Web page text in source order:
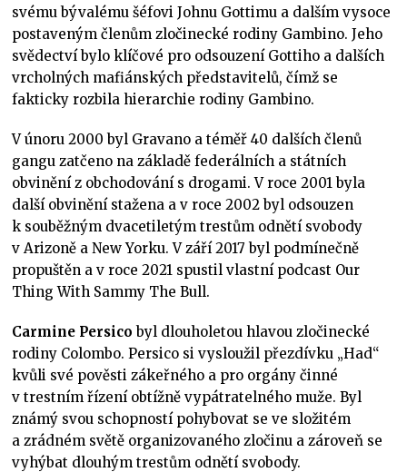
svému bývalému šéfovi Johnu Gottimu a dalším vysoce
postaveným členům zločinecké rodiny Gambino. Jeho
svědectví bylo klíčové pro odsouzení Gottiho a dalších
vrcholných mafiánských představitelů, čímž se
fakticky rozbila hierarchie rodiny Gambino.
V únoru 2000 byl Gravano a téměř 40 dalších členů
gangu zatčeno na základě federálních a státních
obvinění z obchodování s drogami. V roce 2001 byla
další obvinění stažena a v roce 2002 byl odsouzen
k souběžným dvacetiletým trestům odnětí svobody
v Arizoně a New Yorku. V září 2017 byl podmínečně
propuštěn a v roce 2021 spustil vlastní podcast Our
Thing With Sammy The Bull.
Carmine Persico byl dlouholetou hlavou zločinecké
rodiny Colombo. Persico si vysloužil přezdívku „Had“
kvůli své pověsti zákeřného a pro orgány činné
v trestním řízení obtížně vypátratelného muže. Byl
známý svou schopností pohybovat se ve složitém
a zrádném světě organizovaného zločinu a zároveň se
vyhýbat dlouhým trestům odnětí svobody.